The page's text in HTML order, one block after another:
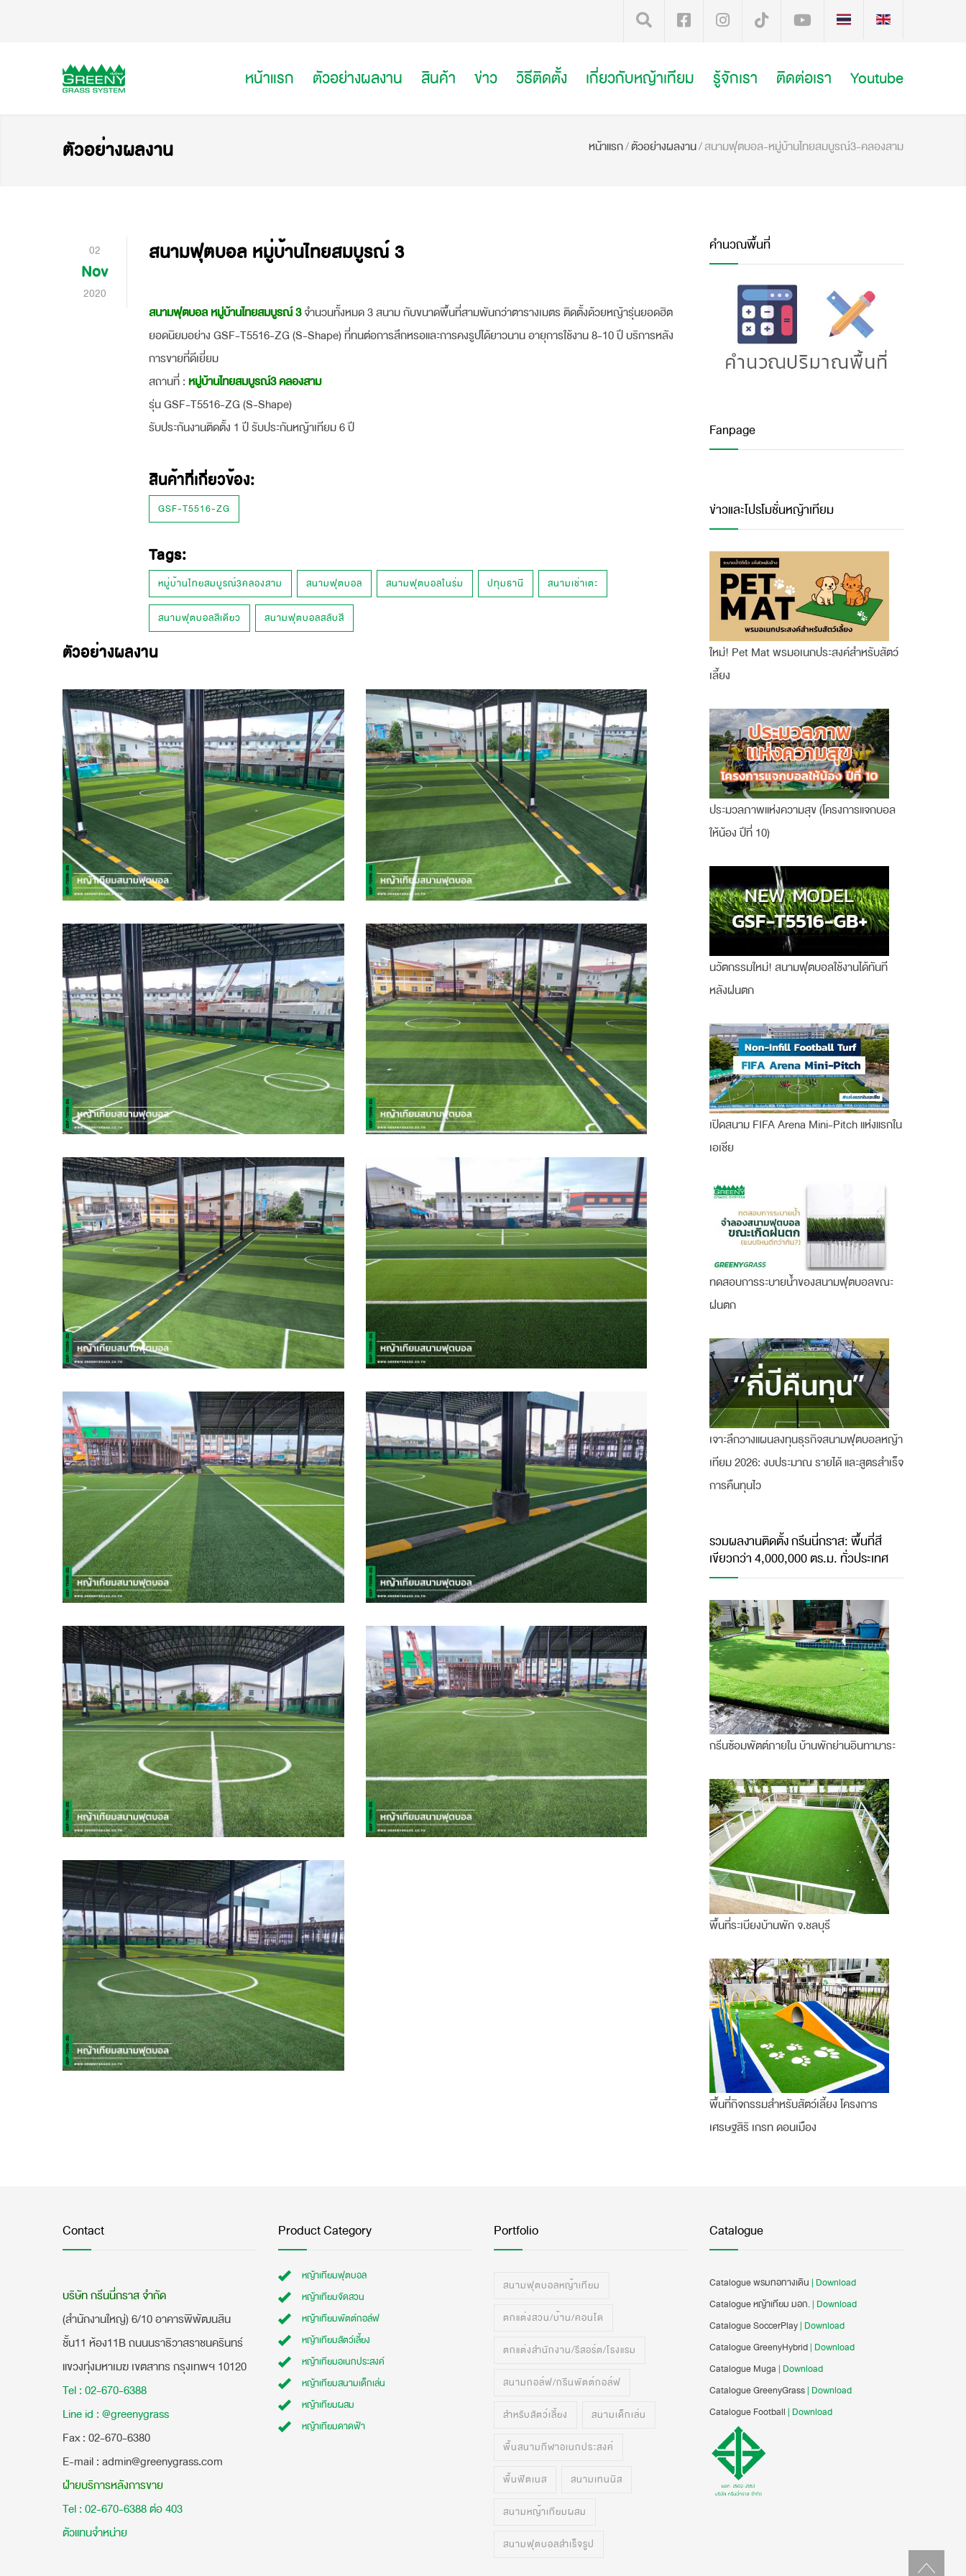
หน้าแรก ตัวอย่างผลงาน สินค้า ข่าว วิธีติดตั้ง เกี่ยวกับหญ้าเทียม รู้จักเรา ติดต่อเรา Youtube
ตัวอย่างผลงาน หน้าแรก/ตัวอย่างผลงาน/สนามฟุตบอล-หมู่บ้านไทยสมบูรณ์3-คลองสาม
02
Nov
2020
สนามฟุตบอล หมู่บ้านไทยสมบูรณ์ 3
สนามฟุตบอล หมู่บ้านไทยสมบูรณ์ 3จำนวนทั้งหมด3 สนาม กับขนาดพื้นที่สามพันกว่าตารางเมตร ติดตั้งด้วยหญ้ารุ่นยอดฮิต
ยอดนิยมอย่าง GSF-T5516-ZG (S-Shape) ที่ทนต่อการสึกหรอและการคงรูปได้ยาวนาน อายุการใช้งาน 8-10 ปี บริการหลัง
การขายที่ดีเยี่ยม
สถานที่ : หมู่บ้านไทยสมบูรณ์3 คลองสาม
รุ่น GSF-T5516-ZG (S-Shape)
รับประกันงานติดตั้ง 1 ปี รับประกันหญ้าเทียม 6 ปี
สินค้าที่เกี่ยวข้อง:
GSF-T5516-ZG
Tags:
หมู่บ้านไทยสมบูรณ์3คลองสาม สนามฟุตบอล สนามฟุตบอลในร่ม ปทุมธานี สนามเช่าเตะ
สนามฟุตบอลสีเดียว สนามฟุตบอลสลับสี
ตัวอย่างผลงาน
คำนวณพื้นที่
Fanpage
ข่าวและโปรโมชั่นหญ้าเทียม
ใหม่! Pet Mat พรมอเนกประสงค์สำหรับสัตว์
เลี้ยง
ประมวลภาพแห่งความสุข (โครงการแจกบอล
ให้น้อง ปีที่ 10)
นวัตกรรมใหม่! สนามฟุตบอลใช้งานได้ทันที
หลังฝนตก
เปิดสนาม FIFA Arena Mini-Pitch แห่งแรกใน
เอเชีย
ทดสอบการระบายน้ำของสนามฟุตบอลขณะ
ฝนตก
เจาะลึกวางแผนลงทุนธุรกิจสนามฟุตบอลหญ้า
เทียม 2026: งบประมาณ รายได้ และสูตรสำเร็จ
การคืนทุนไว
รวมผลงานติดตั้ง กรีนนี่กราส: พื้นที่สี
เขียวกว่า 4,000,000 ตร.ม. ทั่วประเทศ
กรีนซ้อมพัตต์ภายใน บ้านพักย่านอินทามาระ
พื้นที่ระเบียงบ้านพัก จ.ชลบุรี
พื้นที่กิจกรรมสำหรับสัตว์เลี้ยง โครงการ
เศรษฐสิริ เกรท ดอนเมือง
Contact
บริษัท กรีนนี่กราส จำกัด
(สำนักงานใหญ่) 6/10 อาคารพิพัฒนสิน
ชั้น11 ห้อง11B ถนนนราธิวาสราชนครินทร์
แขวงทุ่งมหาเมฆ เขตสาทร กรุงเทพฯ 10120
Tel : 02-670-6388
Line id : @greenygrass
​Fax : 02-670-6380
E-mail : admin@greenygrass.com
ฝ่ายบริการหลังการขาย
Tel : 02-670-6388 ต่อ 403
ตัวแทนจำหน่าย
Product Category
หญ้าเทียมฟุตบอล
หญ้าเทียมจัดสวน
หญ้าเทียมพัตต์กอล์ฟ
หญ้าเทียมสัตว์เลี้ยง
หญ้าเทียมอเนกประสงค์
หญ้าเทียมสนามเด็กเล่น
หญ้าเทียมผสม
หญ้าเทียมดาดฟ้า
Portfolio
สนามฟุตบอลหญ้าเทียม
ตกแต่งสวน/บ้าน/คอนโด
ตกแต่งสำนักงาน/รีสอร์ต/โรงแรม
สนามกอล์ฟ/กรีนพัตต์กอล์ฟ
สำหรับสัตว์เลี้ยง สนามเด็กเล่น
พื้นสนามกีฬาอเนกประสงค์
พื้นฟิตเนส สนามเทนนิส
สนามหญ้าเทียมผสม
สนามฟุตบอลสำเร็จรูป
Catalogue
Catalogue พรมทอทางเดิน | Download
Catalogue หญ้าเทียม มอก.| Download
Catalogue SoccerPlay| Download
Catalogue GreenyHybrid| Download
Catalogue Muga | Download
Catalogue GreenyGrass| Download
Catalogue Football | Download